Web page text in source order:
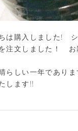
は購入しました!
注文しました！ お
らしい一年でありま
します!!